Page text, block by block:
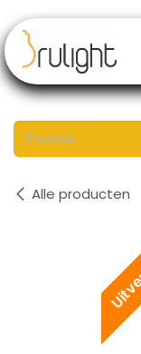
Alle producten